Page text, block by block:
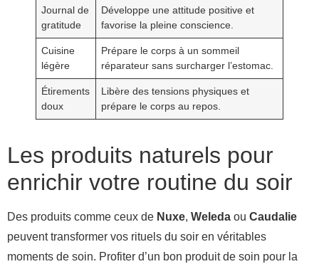
Journal de
gratitude
Développe une attitude positive et
favorise la pleine conscience.
Cuisine
légère
Prépare le corps à un sommeil
réparateur sans surcharger l’estomac.
Étirements
doux
Libère des tensions physiques et
prépare le corps au repos.
Les produits naturels pour
enrichir votre routine du soir
Des produits comme ceux de Nuxe, Weleda ou Caudalie
peuvent transformer vos rituels du soir en véritables
moments de soin. Profiter d’un bon produit de soin pour la